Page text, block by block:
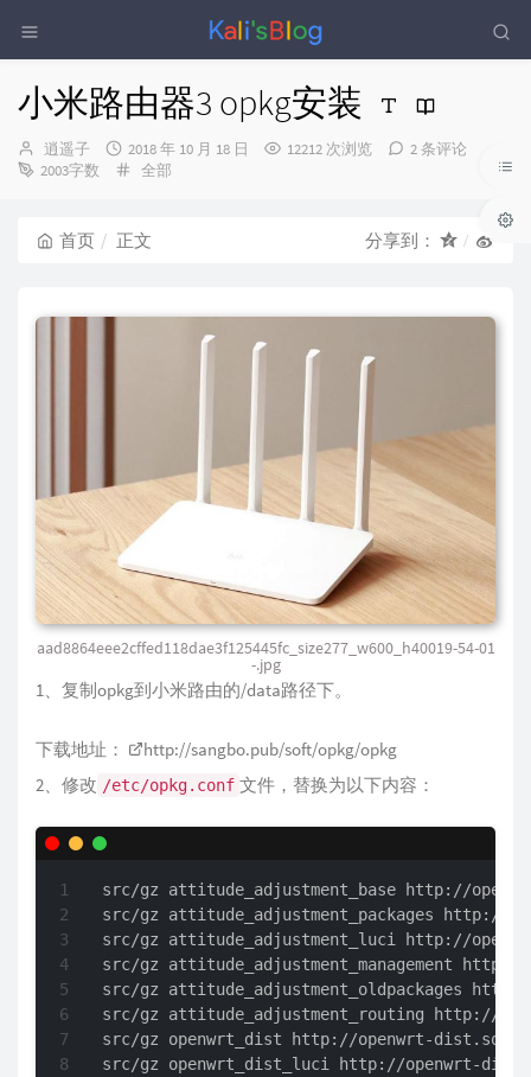
小米路由器3 opkg安装
博
主：
逍遥子
发
布
2018 年 10 月 18 日 12212 次浏览
2 条评论
2003字数
分
全部
首页 正文 分享到：
aad8864eee2cffed118dae3f125445fc_size277_w600_h40019-54-01
-.jpg
1、复制opkg到小米路由的/data路径下。
下载地址：
http://sangbo.pub/soft/opkg/opkg
2、修改 /etc/opkg.conf 文件，替换为以下内容：
src/gz attitude_adjustment_base http://
src/gz attitude_adjustment_packages http://
src/gz attitude_adjustment_luci http://
src/gz attitude_adjustment_management http://
src/gz attitude_adjustment_oldpackages
src/gz attitude_adjustment_routing http://
src/gz openwrt_dist http://openwrt-
src/gz openwrt_dist_luci http://openwrt-